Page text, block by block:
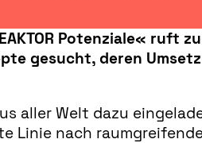
Potenziale« ruft
gesucht, deren
aller Welt dazu
Linie nach